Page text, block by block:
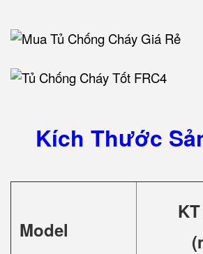
Kích Thước
Model